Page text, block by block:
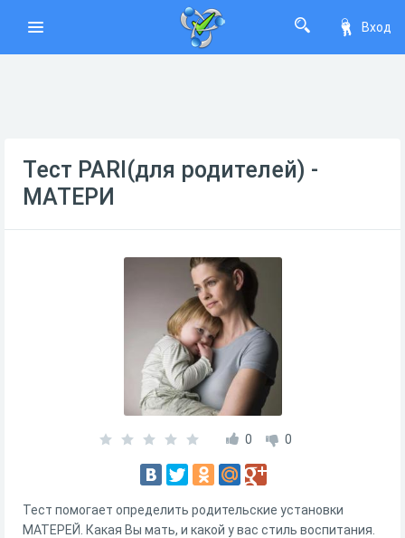
Вход
Тест PARI(для родителей) -
МАТЕРИ
0 0
Тест помогает определить родительские установки
МАТЕРЕЙ. Какая Вы мать, и какой у вас стиль воспитания.